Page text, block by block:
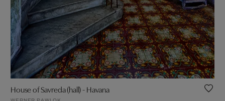
House of Savreda (hall) - Havana